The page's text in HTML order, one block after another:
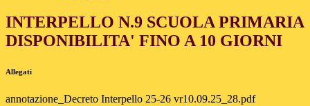
INTERPELLO N.9 SCUOLA PRIMARIA
DISPONIBILITA' FINO A 10 GIORNI
Allegati
annotazione_Decreto Interpello 25-26 vr10.09.25_28.pdf